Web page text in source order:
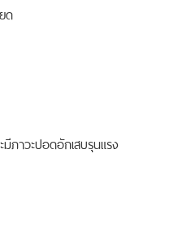
ด
ภาวะปอดอักเสบรุนแรง